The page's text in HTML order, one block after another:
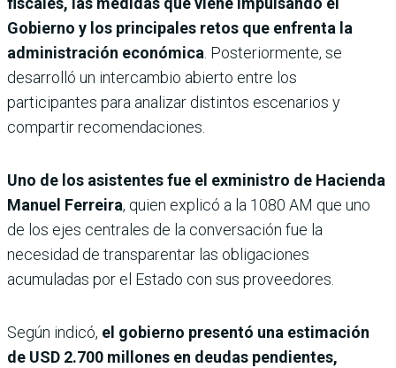
Gobierno y los principales retos que enfrenta la
administración económica. Posteriormente, se
desarrolló un intercambio abierto entre los
participantes para analizar distintos escenarios y
compartir recomendaciones.
Uno de los asistentes fue el exministro de Hacienda
Manuel Ferreira, quien explicó a la 1080 AM que uno
de los ejes centrales de la conversación fue la
necesidad de transparentar las obligaciones
acumuladas por el Estado con sus proveedores.
Según indicó, el gobierno presentó una estimación
de USD 2.700 millones en deudas pendientes,